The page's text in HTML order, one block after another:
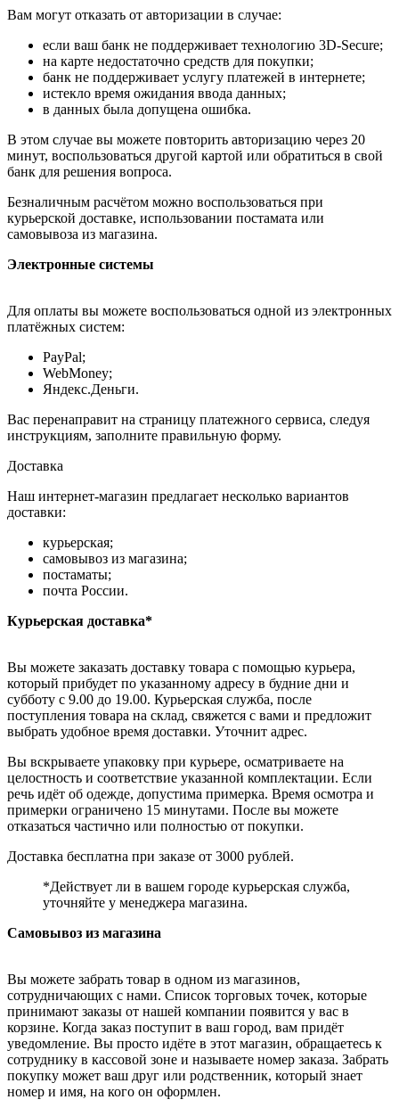
Вам могут отказать от авторизации в случае:
если ваш банк не поддерживает технологию 3D-Secure;
на карте недостаточно средств для покупки;
банк не поддерживает услугу платежей в интернете;
истекло время ожидания ввода данных;
в данных была допущена ошибка.
В этом случае вы можете повторить авторизацию через 20
минут, воспользоваться другой картой или обратиться в свой
банк для решения вопроса.
Безналичным расчётом можно воспользоваться при
курьерской доставке, использовании постамата или
самовывоза из магазина.
Электронные системы
Для оплаты вы можете воспользоваться одной из электронных
платёжных систем:
PayPal;
WebMoney;
Яндекс.Деньги.
Вас перенаправит на страницу платежного сервиса, следуя
инструкциям, заполните правильную форму.
Доставка
Наш интернет-магазин предлагает несколько вариантов
доставки:
курьерская;
самовывоз из магазина;
постаматы;
почта России.
Курьерская доставка*
Вы можете заказать доставку товара с помощью курьера,
который прибудет по указанному адресу в будние дни и
субботу с 9.00 до 19.00. Курьерская служба, после
поступления товара на склад, свяжется с вами и предложит
выбрать удобное время доставки. Уточнит адрес.
Вы вскрываете упаковку при курьере, осматриваете на
целостность и соответствие указанной комплектации. Если
речь идёт об одежде, допустима примерка. Время осмотра и
примерки ограничено 15 минутами. После вы можете
отказаться частично или полностью от покупки.
Доставка бесплатна при заказе от 3000 рублей.
*Действует ли в вашем городе курьерская служба,
уточняйте у менеджера магазина.
Самовывоз из магазина
Вы можете забрать товар в одном из магазинов,
сотрудничающих с нами. Список торговых точек, которые
принимают заказы от нашей компании появится у вас в
корзине. Когда заказ поступит в ваш город, вам придёт
уведомление. Вы просто идёте в этот магазин, обращаетесь к
сотруднику в кассовой зоне и называете номер заказа. Забрать
покупку может ваш друг или родственник, который знает
номер и имя, на кого он оформлен.